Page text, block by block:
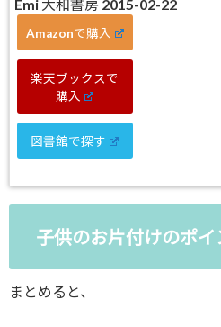
Emi 大和書房 2015-02-22
Amazonで購入
楽天ブックスで
購入
図書館で探す
子供のお片付けのポイ
まとめると、